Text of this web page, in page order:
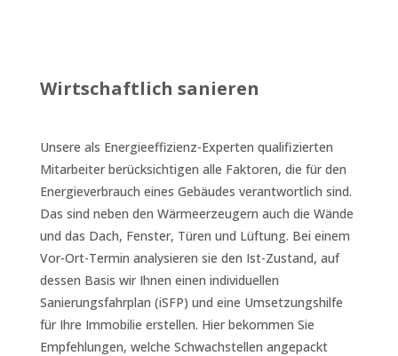
Wirtschaftlich sanieren
Unsere als Energieeffizienz-Experten qualifizierten
Mitarbeiter berücksichtigen alle Faktoren, die für den
Energieverbrauch eines Gebäudes verantwortlich sind.
Das sind neben den Wärmeerzeugern auch die Wände
und das Dach, Fenster, Türen und Lüftung. Bei einem
Vor-Ort-Termin analysieren sie den Ist-Zustand, auf
dessen Basis wir Ihnen einen individuellen
Sanierungsfahrplan (iSFP) und eine Umsetzungshilfe
für Ihre Immobilie erstellen. Hier bekommen Sie
Empfehlungen, welche Schwachstellen angepackt